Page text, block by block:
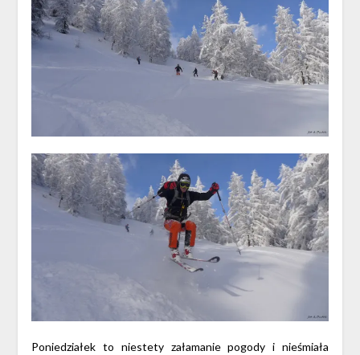
Poniedziałek to niestety załamanie pogody i nieśmiała